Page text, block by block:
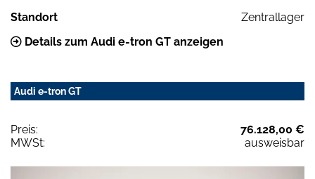
Standort
Zentrallager
Details zum Audi e-tron GT anzeigen
Audi e-tron GT
Preis:
76.128,00 €
MWSt:
ausweisbar